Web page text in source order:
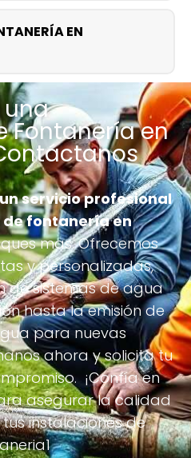
EN
una
Fontanería en
servicio profesional
fontanería en
mas. Ofrecemos
y personalizadas,
de sistemas de agua
hasta la emisión de
para nuevas
ahora y solicita tu
¡Confía en
asegurar la calidad
instalaciones de